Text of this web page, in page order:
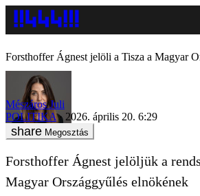
Forsthoffer Ágnest jelöli a Tisza a Magyar
Mészáros Juli
POLITIKA
2026. április 20. 6:29
Megosztás
Forsthoffer Ágnest jelöljük a
Magyar Országgyűlés elnökének